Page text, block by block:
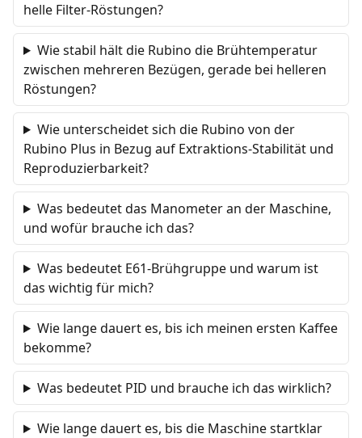
helle Filter-Röstungen?
Wie stabil hält die Rubino die Brühtemperatur
zwischen mehreren Bezügen, gerade bei helleren
Röstungen?
Wie unterscheidet sich die Rubino von der
Rubino Plus in Bezug auf Extraktions-Stabilität und
Reproduzierbarkeit?
Was bedeutet das Manometer an der Maschine,
und wofür brauche ich das?
Was bedeutet E61-Brühgruppe und warum ist
das wichtig für mich?
Wie lange dauert es, bis ich meinen ersten Kaffee
bekomme?
Was bedeutet PID und brauche ich das wirklich?
Wie lange dauert es, bis die Maschine startklar